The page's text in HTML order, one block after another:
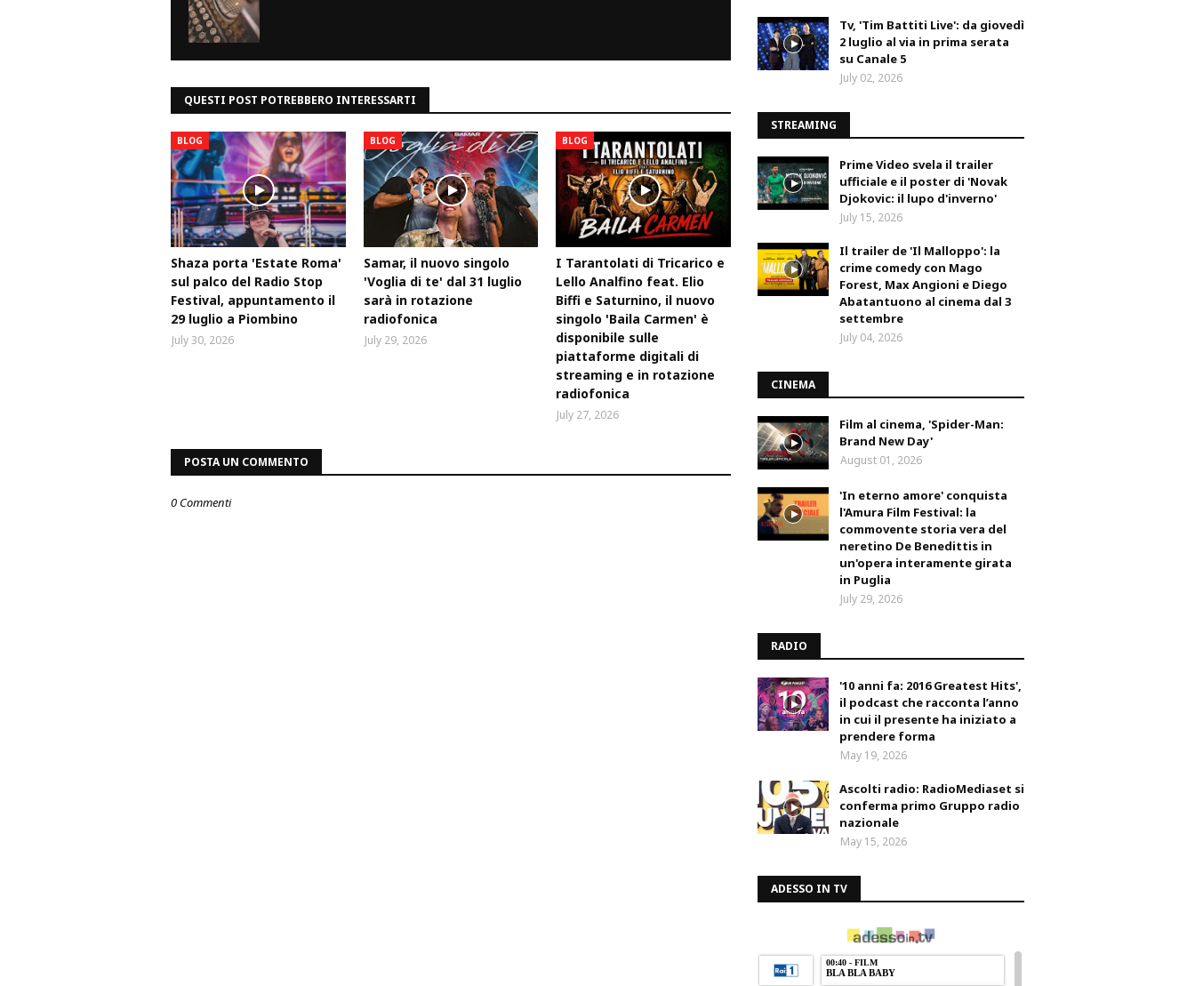
QUESTI POST POTREBBERO INTERESSARTI
BLOG
Shaza porta 'Estate Roma'
sul palco del Radio Stop
Festival, appuntamento il
29 luglio a Piombino
July 30, 2026
BLOG
Samar, il nuovo singolo
'Voglia di te' dal 31 luglio
sarà in rotazione
radiofonica
July 29, 2026
BLOG
I Tarantolati di Tricarico e
Lello Analfino feat. Elio
Biffi e Saturnino, il nuovo
singolo 'Baila Carmen' è
disponibile sulle
piattaforme digitali di
streaming e in rotazione
radiofonica
July 27, 2026
POSTA UN COMMENTO
0 Commenti
Tv, 'Tim Battiti Live': da giovedì
2 luglio al via in prima serata
su Canale 5
July 02, 2026
STREAMING
Prime Video svela il trailer
ufficiale e il poster di 'Novak
Djokovic: il lupo d'inverno'
July 15, 2026
Il trailer de 'Il Malloppo': la
crime comedy con Mago
Forest, Max Angioni e Diego
Abatantuono al cinema dal 3
settembre
July 04, 2026
CINEMA
Film al cinema, 'Spider-Man:
Brand New Day'
August 01, 2026
'In eterno amore' conquista
l'Amura Film Festival: la
commovente storia vera del
neretino De Benedittis in
un'opera interamente girata
in Puglia
July 29, 2026
RADIO
'10 anni fa: 2016 Greatest Hits',
il podcast che racconta l’anno
in cui il presente ha iniziato a
prendere forma
May 19, 2026
Ascolti radio: RadioMediaset si
conferma primo Gruppo radio
nazionale
May 15, 2026
ADESSO IN TV